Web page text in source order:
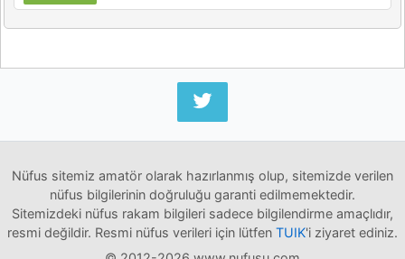
Nüfus sitemiz amatör olarak hazırlanmış olup, sitemizde verilen
nüfus bilgilerinin doğruluğu garanti edilmemektedir.
Sitemizdeki nüfus rakam bilgileri sadece bilgilendirme amaçlıdır,
resmi değildir. Resmi nüfus verileri için lütfen TUIK'i ziyaret ediniz.